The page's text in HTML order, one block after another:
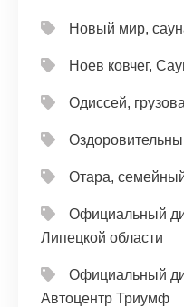
Новый мир,
Ноев ковчег,
Одиссей,
Отара,
Официальный
Липецкой области
Официальный
Автоцентр Триумф